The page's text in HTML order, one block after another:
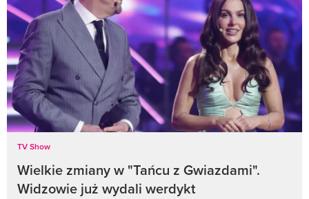
TV Show
Wielkie zmiany w "Tańcu z Gwiazdami".
Widzowie już wydali werdykt